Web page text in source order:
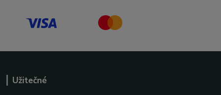
Užitečné